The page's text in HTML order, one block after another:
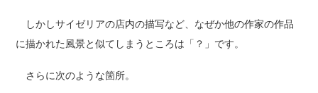
しかしサイゼリアの店内の描写など、なぜか他の作家の作品
に描かれた風景と似てしまうところは「？」です。
さらに次のような箇所。